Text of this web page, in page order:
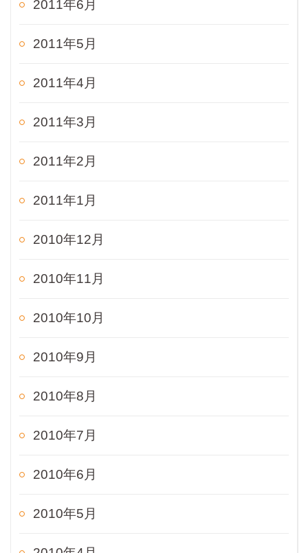
2011年6月
2011年5月
2011年4月
2011年3月
2011年2月
2011年1月
2010年12月
2010年11月
2010年10月
2010年9月
2010年8月
2010年7月
2010年6月
2010年5月